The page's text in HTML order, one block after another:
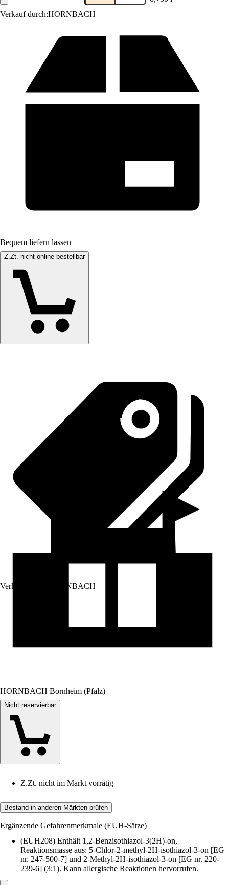
Verkauf durch:HORNBACH
Bequem liefern lassen
Z.Zt. nicht online bestellbar
Verkauf durch: HORNBACH
HORNBACH Bornheim (Pfalz)
Nicht reservierbar
Z.Zt. nicht im Markt vorrätig
Bestand in anderen Märkten prüfen
Ergänzende Gefahrenmerkmale (EUH-Sätze)
(EUH208) Enthält 1,2-Benzisothiazol-3(2H)-on,
Reaktionsmasse aus: 5-Chlor-2-methyl-2H-isothiazol-3-on [EG
nr. 247-500-7] und 2-Methyl-2H-isothiazol-3-on [EG nr. 220-
239-6] (3:1). Kann allergische Reaktionen hervorrufen.